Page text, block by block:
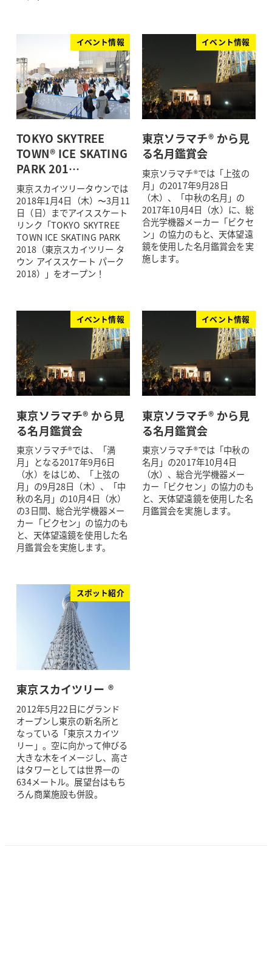
イベント情報
TOKYO SKYTREE
TOWN® ICE SKATING
PARK 201…
東京スカイツリータウンでは
2018年1月4日（木）〜3月11
日（日）までアイススケート
リンク「TOKYO SKYTREE
TOWN ICE SKATING PARK
2018（東京スカイツリー タ
ウン アイススケート パーク
2018）」をオープン！
イベント情報
東京ソラマチ® から見
る名月鑑賞会
東京ソラマチ®では「上弦の
月」の2017年9月28日
（木）、「中秋の名月」の
2017年10月4日（水）に、総
合光学機器メーカー「ビクセ
ン」の協力のもと、天体望遠
鏡を使用した名月鑑賞会を実
施します。
イベント情報
東京ソラマチ® から見
る名月鑑賞会
東京ソラマチ®では、「満
月」となる2017年9月6日
（水）をはじめ、「上弦の
月」の9月28日（木）、「中
秋の名月」の10月4日（水）
の3日間、総合光学機器メー
カー「ビクセン」の協力のも
と、天体望遠鏡を使用した名
月鑑賞会を実施します。
イベント情報
東京ソラマチ® から見
る名月鑑賞会
東京ソラマチ®では「中秋の
名月」の2017年10月4日
（水）、総合光学機器メー
カー「ビクセン」の協力のも
と、天体望遠鏡を使用した名
月鑑賞会を実施します。
スポット紹介
東京スカイツリー ®
2012年5月22日にグランド
オープンし東京の新名所と
なっている「東京スカイツ
リー」。空に向かって伸びる
大きな木をイメージし、高さ
はタワーとしては世界一の
634メートル。展望台はもち
ろん商業施設も併設。